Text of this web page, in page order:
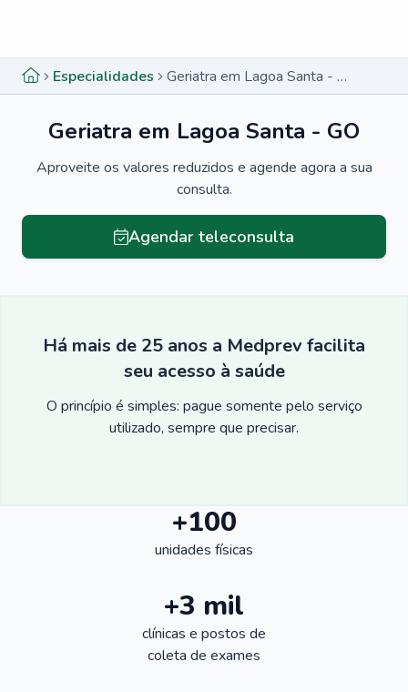
Especialidades Geriatra em Lagoa Santa - GO
Geriatra em Lagoa Santa - GO
Aproveite os valores reduzidos e agende agora a sua
consulta.
Agendar teleconsulta
Há mais de 25 anos a Medprev facilita
seu acesso à saúde
O princípio é simples: pague somente pelo serviço
utilizado, sempre que precisar.
+100
unidades físicas
+3 mil
clínicas e postos de
coleta de exames